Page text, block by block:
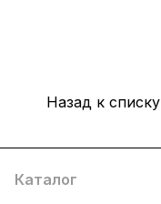
Назад к списку
Каталог